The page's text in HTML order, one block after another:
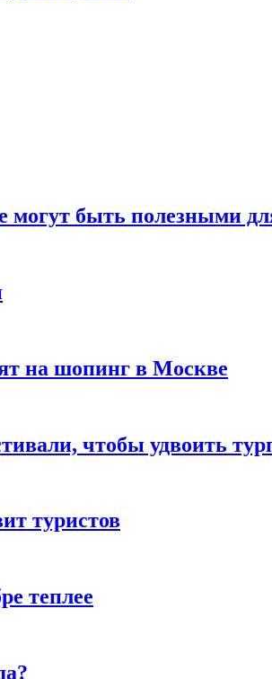
могут быть полезными
на шопинг в Москве
чтобы удвоить
туристов
теплее